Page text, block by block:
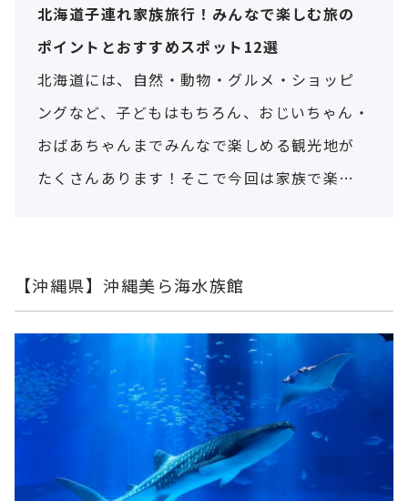
北海道子連れ家族旅行！みんなで楽しむ旅の
ポイントとおすすめスポット12選
北海道には、自然・動物・グルメ・ショッピ
ングなど、子どもはもちろん、おじいちゃん・
おばあちゃんまでみんなで楽しめる観光地が
たくさんあります！そこで今回は家族で楽し
【沖縄県】沖縄美ら海水族館